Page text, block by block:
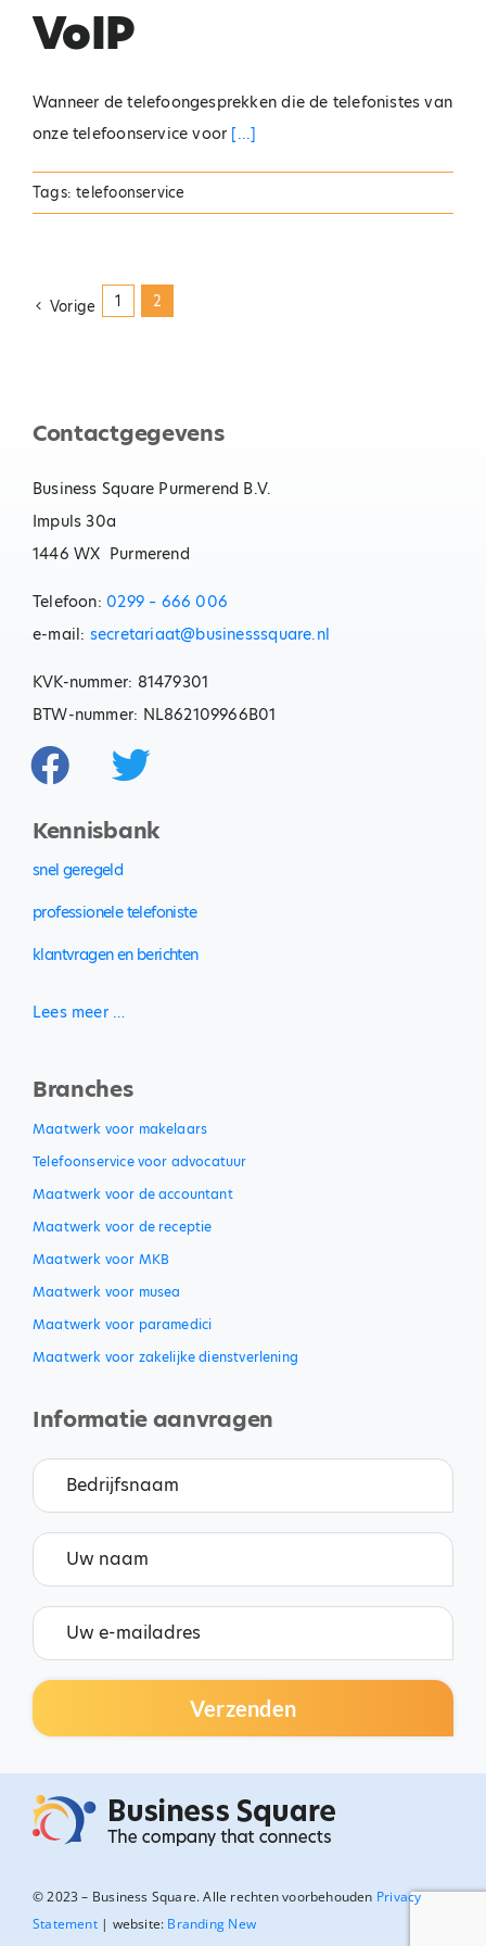
VoIP
Wanneer de telefoongesprekken die de telefonistes van
onze telefoonservice voor [...]
Tags:telefoonservice
Vorige 1 2
Contactgegevens
Business Square Purmerend B.V.
Impuls 30a
1446 WX Purmerend
Telefoon:0299 – 666 006
e-mail: secretariaat@businesssquare.nl
KVK-nummer: 81479301
BTW-nummer: NL862109966B01
Kennisbank
snel geregeld
professionele telefoniste
klantvragen en berichten
Lees meer …
Branches
Maatwerk voor makelaars
Telefoonservice voor advocatuur
Maatwerk voor de accountant
Maatwerk voor de receptie
Maatwerk voor MKB
Maatwerk voor musea
Maatwerk voor paramedici
Maatwerk voor zakelijke dienstverlening
Informatie aanvragen
© 2023 – Business Square. Alle rechten voorbehouden Privacy
Statement| website: Branding New